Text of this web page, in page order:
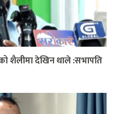
शैलीमा देखिन थाले :सभापति